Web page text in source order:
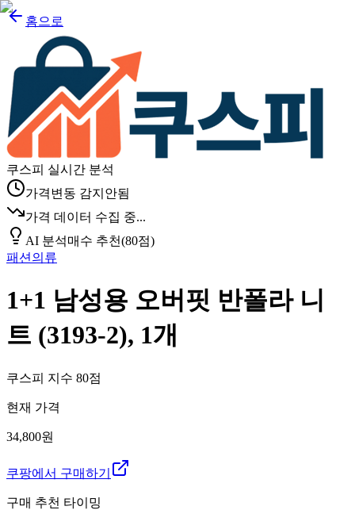
홈으로
쿠스피 실시간 분석
가격변동 감지안됨
가격 데이터 수집 중...
AI 분석매수 추천(80점)
패션의류
1+1 남성용 오버핏 반폴라 니
트 (3193-2), 1개
쿠스피 지수 80점
현재 가격
34,800원
쿠팡에서 구매하기
구매 추천 타이밍